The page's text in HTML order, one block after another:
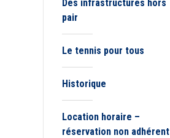
Des infrastructures hors
pair
Le tennis pour tous
Historique
Location horaire –
réservation non adhérent